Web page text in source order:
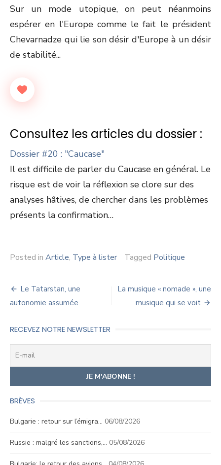
Sur un mode utopique, on peut néanmoins
espérer en l'Europe comme le fait le président
Chevarnadze qui lie son désir d'Europe à un désir
de stabilité...
Consultez les articles du dossier :
Dossier #20 : "Caucase"
Il est difficile de parler du Caucase en général. Le
risque est de voir la réflexion se clore sur des
analyses hâtives, de chercher dans les problèmes
présents la confirmation…
Posted in Article, Type à lister Tagged Politique
Navigation
de
l’article
Le Tatarstan, une
autonomie assumée
La musique « nomade », une
musique qui se voit
RECEVEZ NOTRE NEWSLETTER
BRÈVES
Bulgarie : retour sur l’émigra… 06/08/2026
Russie : malgré les sanctions,… 05/08/2026